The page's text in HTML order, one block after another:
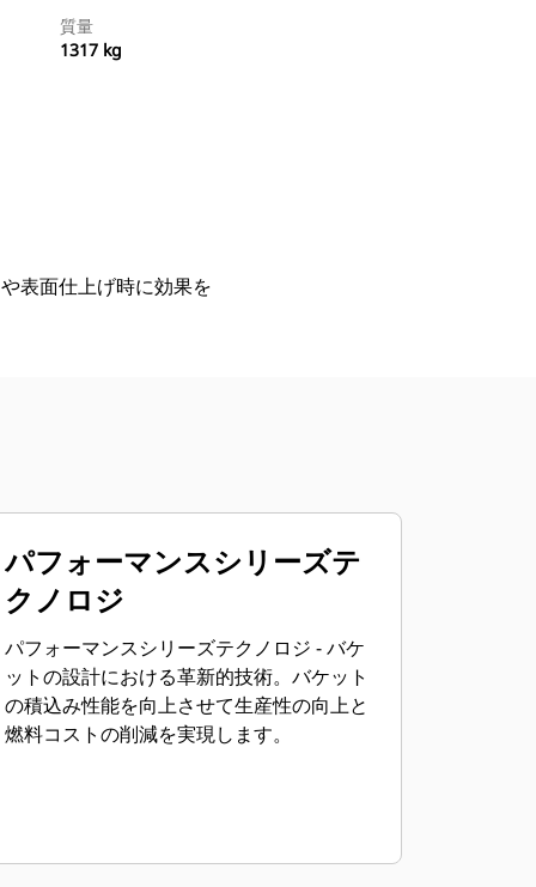
質量
1317 kg
表面仕上げ時に効果を
パフォーマンスシリーズテ
クノロジ
パフォーマンスシリーズテクノロジ - バケ
ットの設計における革新的技術。バケット
の積込み性能を向上させて生産性の向上と
燃料コストの削減を実現します。